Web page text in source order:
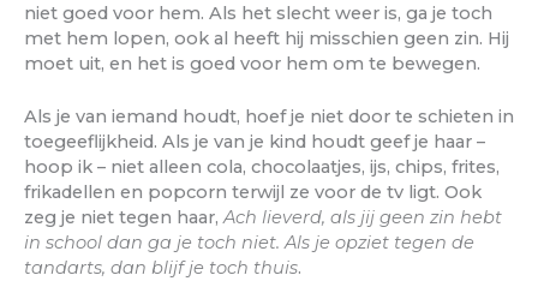
niet goed voor hem. Als het slecht weer is, ga je toch
met hem lopen, ook al heeft hij misschien geen zin. Hij
moet uit, en het is goed voor hem om te bewegen.
Als je van iemand houdt, hoef je niet door te schieten in
toegeeflijkheid. Als je van je kind houdt geef je haar –
hoop ik – niet alleen cola, chocolaatjes, ijs, chips, frites,
frikadellen en popcorn terwijl ze voor de tv ligt. Ook
zeg je niet tegen haar,Ach lieverd, als jij geen zin hebt
in school dan ga je toch niet. Als je opziet tegen de
tandarts, dan blijf je toch thuis.